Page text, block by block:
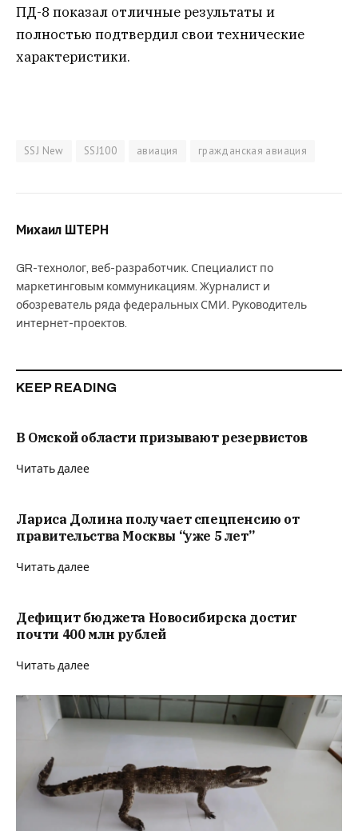
ПД-8 показал отличные результаты и
полностью подтвердил свои технические
характеристики.
SSJ New SSJ100 авиация гражданская авиация
Михаил ШТЕРН
GR-технолог, веб-разработчик. Специалист по
маркетинговым коммуникациям. Журналист и
обозреватель ряда федеральных СМИ. Руководитель
интернет-проектов.
KEEP READING
В Омской области призывают резервистов
Читать далее
Лариса Долина получает спецпенсию от
правительства Москвы “уже 5 лет”
Читать далее
Дефицит бюджета Новосибирска достиг
почти 400 млн рублей
Читать далее